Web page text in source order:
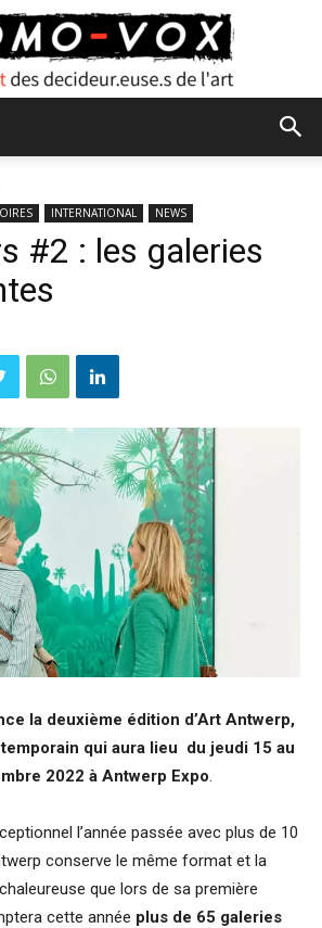
VOX
INTERNATIONAL NEWS
#2 : les galeries
la deuxième édition d’Art Antwerp,
qui aura lieu du jeudi 15 au
2022 à Antwerp Expo
l’année passée avec plus de 10
conserve le même format et la
que lors de sa première
cette année plus de 65 galeries